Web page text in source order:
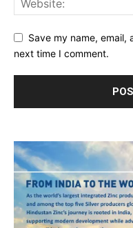
Save my name,
next time I comment.